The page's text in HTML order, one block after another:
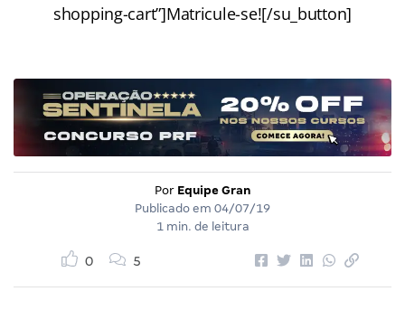
shopping-cart”]Matricule-se![/su_button]
Por Equipe Gran
Publicado em 04/07/19
1 min. de leitura
0 5